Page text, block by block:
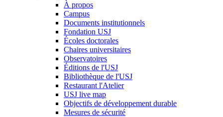
À propos
Campus
Documents institutionnels
Fondation USJ
Écoles doctorales
Chaires universitaires
Observatoires
Éditions de l'USJ
Bibliothèque de l'USJ
Restaurant l'Atelier
USJ live map
Objectifs de développement durable
Mesures de sécurité